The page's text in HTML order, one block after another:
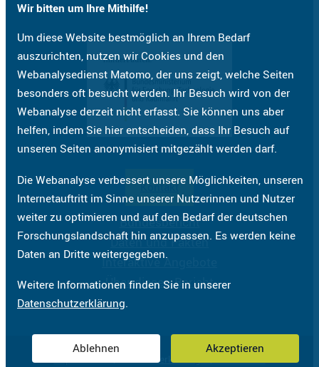
Wir bitten um Ihre Mithilfe!
Um diese Website bestmöglich an Ihrem Bedarf
auszurichten, nutzen wir Cookies und den
Webanalysedienst Matomo, der uns zeigt, welche Seiten
besonders oft besucht werden. Ihr Besuch wird von der
Webanalyse derzeit nicht erfasst. Sie können uns aber
helfen, indem Sie hier entscheiden, dass Ihr Besuch auf
unseren Seiten anonymisiert mitgezählt werden darf.
Die Webanalyse verbessert unsere Möglichkeiten, unseren
Internetauftritt im Sinne unserer Nutzerinnen und Nutzer
weiter zu optimieren und auf den Bedarf der deutschen
Forschungslandschaft hin anzupassen. Es werden keine
Daten an Dritte weitergegeben.
Weitere Informationen finden Sie in unserer
Datenschutzerklärung.
Ablehnen Akzeptieren
Kontakt
Bundesbericht
Daten und Fakten
Interaktive Angebote
Über diesen Bericht
ImpressumDatenschutzerklärungBarrierefreiheit